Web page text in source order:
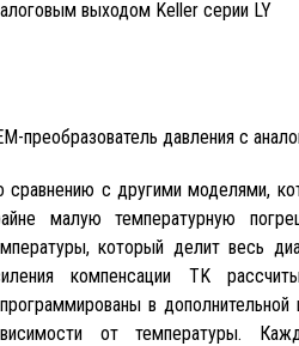
преобразователь давления с
сравнению с другими моделями,
малую температурную
который делит весь
компенсации TK
в
от температуры.